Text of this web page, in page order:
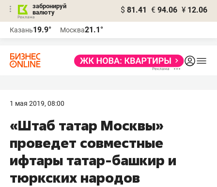
забронируй
валюту
$ 81.41 € 94.06 ¥ 12.06
Казань19.9° Москва21.1°
1 мая 2019, 08:00
«Штаб татар Москвы»
проведет совместные
ифтары татар-башкир и
тюркских народов